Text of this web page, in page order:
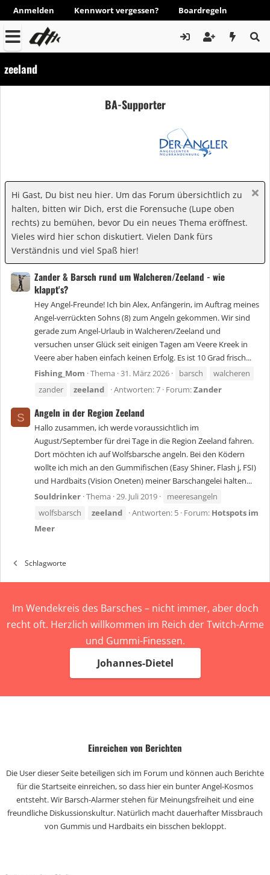
Anmelden Kennwort vergessen? Boardregeln
zeeland
BA-Supporter
Hi Gast, Du bist neu hier. Um das Forum übersichtlich zu
halten, bitten wir Dich, erst die Forensuche (Lupe oben
rechts) zu bemühen, bevor Du ein neues Thema eröffnest.
Vieles wird hier schon diskutiert. Vielen Dank fürs
Verständnis und viel Spaß hier!
Zander & Barsch rund um Walcheren/Zeeland - wie
klappt's?
Hey Angel-Freunde! Ich bin Alex, Anfängerin, im Auftrag meines
Angel-verrückten Sohns (8) zum Angeln gekommen. Wir sind
gerade zum Angel-Urlaub in Walcheren/Zeeland und
versuchen unser Glück seit einigen Tagen am Veere Kreek in
Veere aber haben einfach keinen Erfolg. Es ist 10 Grad frisch...
Fishing_Mom Thema 31. März 2026 barsch
walcheren
zander
zeeland Antworten: 7 Forum:Zander
S Angeln in der Region Zeeland
Hallo zusammen, ich werde voraussichtlich im
August/September für drei Tage in die Region Zeeland fahren.
Dort möchten ich auf Wolfsbarsche angeln. Bei den Ködern
wollte ich mich an den Gummifischen (Easy Shiner, Flash j, FSI)
und Hardbaits (Vision Oneten) meiner Barschangelei halten...
Souldrinker Thema 29. Juli 2019
meeresangeln
wolfsbarsch
zeeland Antworten: 5 Forum: Hotspots im
Meer
Schlagworte
Im Wendekreis des Barsches – nicht immer, aber doch
recht oft. Herzlich willkommen im Reich der Twitch-Arme
und Gummi-Finessen.
Johannes-Dietel
Einreichen von Berichten
Die User dieser Seite beteiligen sich im Forum und können auch Berichte
für die Startseite einreichen, so dass hier ein bunter Angel-Kosmos
entsteht. Wir Barsch-Alarmer stehen für Meinungsfreiheit und eine
freundliche Diskussionskultur. Natürlich macht dauerhafter Missbrauch
von Gummis und Hardbaits ein bisschen bekloppt.